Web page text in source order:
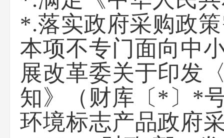
*.落实政府采购政
本项不专门面向中
展改革委关于印发
知》（财库〔*〕*
环境标志产品政府